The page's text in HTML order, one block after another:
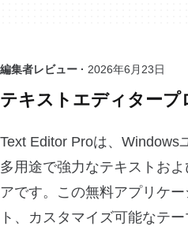
編集者レビュー · 2026年6月23日
テキストエディタープ
Text Editor Proは、Windows
多用途で強力なテキストお
アです。この無料アプリケ
ト、カスタマイズ可能なテ